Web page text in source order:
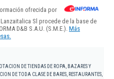
ofrecida por
Sl procede de la base de
D&B S.A.U. (S.M.E.). Más
DE TIENDAS DE ROPA, BAZARES Y
DE TODA CLASE DE BARES, RESTAURANTES,